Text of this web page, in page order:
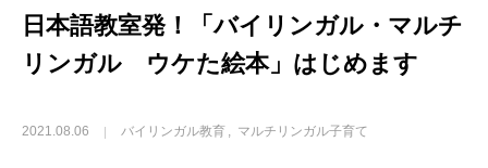
日本語教室発！「バイリンガル・マルチ
リンガル ウケた絵本」はじめます
2021.08.06 バイリンガル教育 マルチリンガル子育て